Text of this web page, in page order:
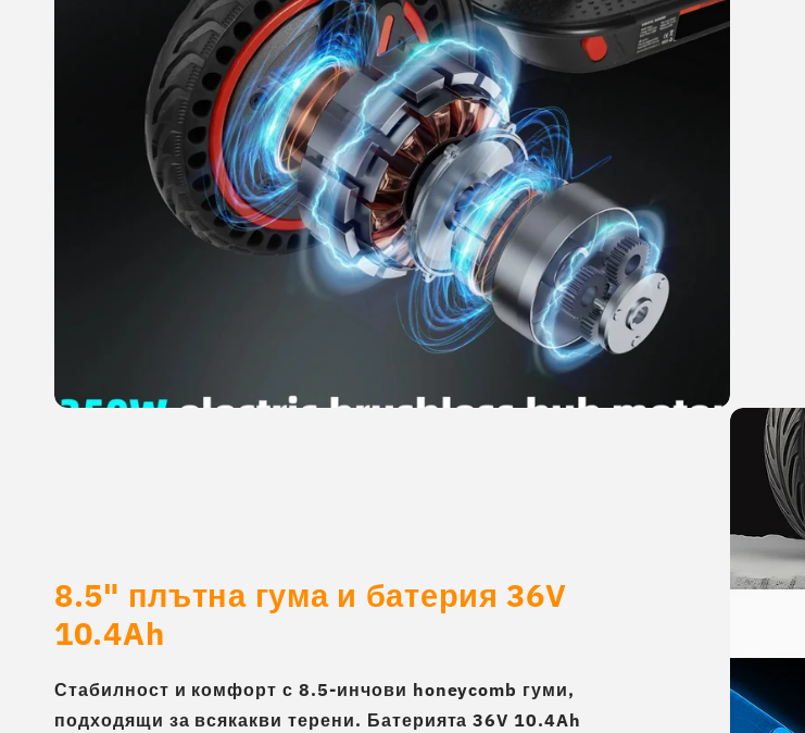
8.5" плътна гума и батерия 36V
10.4Ah
Стабилност и комфорт с 8.5-инчови honeycomb гуми,
подходящи за всякакви терени. Батерията 36V 10.4Ah